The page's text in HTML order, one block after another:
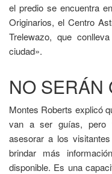
el predio se encuentra
Originarios, el Centro
Trelewazo, que
ciudad».
NO SERÁN
Montes Roberts explicó
van a ser guías, pero
asesorar a los
brindar más
disponible. Es una